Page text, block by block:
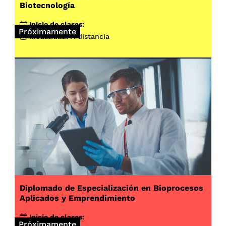
Próximamente
Biotecnología
Inicio de clases:
Modalidad: A distancia
Diplomado de Especialización en Bioprocesos
Aplicados y Emprendimiento
Inicio de clases: